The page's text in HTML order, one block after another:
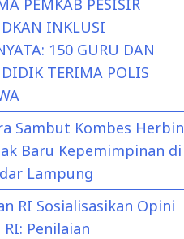
PEMKAB PESISIR
INKLUSI
150 GURU DAN
TERIMA POLIS
Sambut Kombes Herbin
Baru Kepemimpinan di
Lampung
RI Sosialisasikan Opini
Penilaian